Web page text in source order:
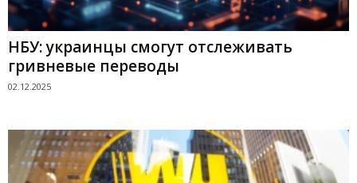
НБУ: украинцы смогут отслеживать
гривневые переводы
02.12.2025